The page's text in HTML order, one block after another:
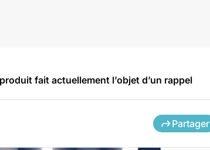
fait actuellement l’objet d’un rappel
Partager